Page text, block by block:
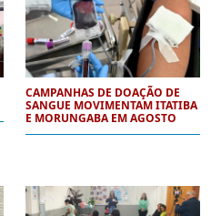
CAMPANHAS DE DOAÇÃO DE
SANGUE MOVIMENTAM ITATIBA
E MORUNGABA EM AGOSTO